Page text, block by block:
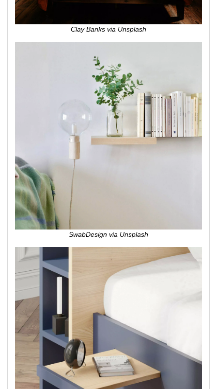
Clay Banks via Unsplash
SwabDesign via Unsplash